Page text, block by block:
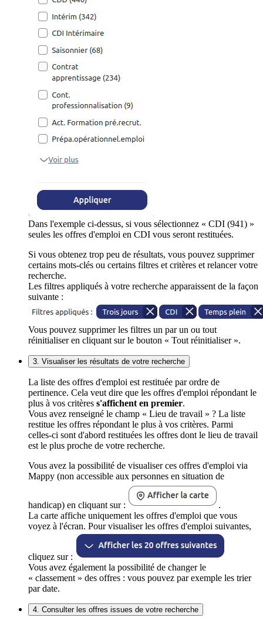
Dans l'exemple ci-dessus, si vous sélectionnez « CDI (941) »
seules les offres d'emploi en CDI vous seront restituées.
Si vous obtenez trop peu de résultats, vous pouvez supprimer
certains mots-clés ou certains filtres et critères et relancer votre
recherche.
Les filtres appliqués à votre recherche apparaissent de la façon
suivante :
Vous pouvez supprimer les filtres un par un ou tout
réinitialiser en cliquant sur le bouton « Tout réinitialiser ».
3. Visualiser les résultats de votre recherche
La liste des offres d'emploi est restituée par ordre de
pertinence. Cela veut dire que les offres d'emploi répondant le
plus à vos critères s'affichent en premier.
Vous avez renseigné le champ « Lieu de travail » ? La liste
restitue les offres répondant le plus à vos critères. Parmi
celles-ci sont d'abord restituées les offres dont le lieu de travail
est le plus proche de votre recherche.
Vous avez la possibilité de visualiser ces offres d'emploi via
Mappy (non accessible aux personnes en situation de
handicap) en cliquant sur :
.
La carte affiche uniquement les offres d'emploi que vous
voyez à l'écran. Pour visualiser les offres d'emploi suivantes,
cliquez sur :
Vous avez également la possibilité de changer le
« classement » des offres : vous pouvez par exemple les trier
par date.
4. Consulter les offres issues de votre recherche